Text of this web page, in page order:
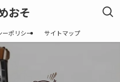
おそ
ーポリシー サイトマップ